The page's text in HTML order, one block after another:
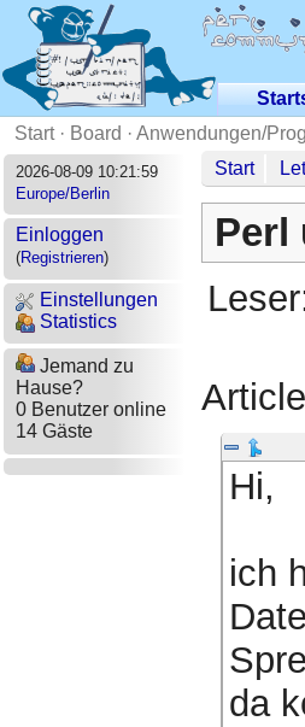
Start· Board · Anwendungen/
2026-08-09 10:21:59
Europe/Berlin
Einloggen
(Registrieren)
Einstellungen
Statistics
Jemand zu
Hause?
0 Benutzer online
14 Gäste
Start
Perl
Hi,
ich
da